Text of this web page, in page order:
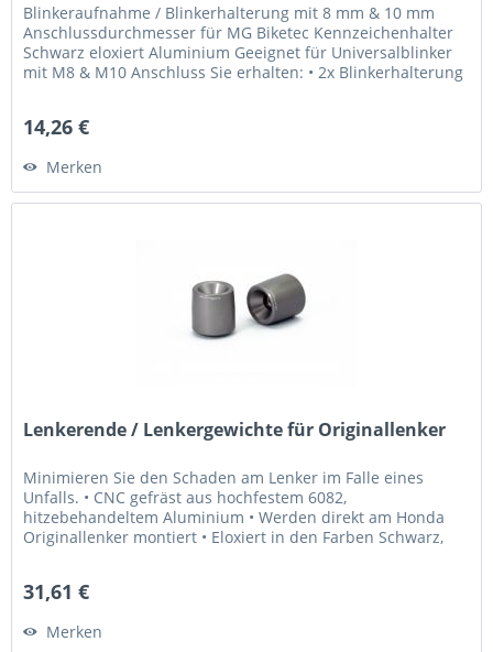
Blinkeraufnahme / Blinkerhalterung mit 8 mm & 10 mm
Anschlussdurchmesser für MG Biketec Kennzeichenhalter
Schwarz eloxiert Aluminium Geeignet für Universalblinker
mit M8 & M10 Anschluss Sie erhalten: • 2x Blinkerhalterung
14,26 €
Merken
Lenkerende / Lenkergewichte für Originallenker
Minimieren Sie den Schaden am Lenker im Falle eines
Unfalls. • CNC gefräst aus hochfestem 6082,
hitzebehandeltem Aluminium • Werden direkt am Honda
Originallenker montiert • Eloxiert in den Farben Schwarz,
31,61 €
Merken